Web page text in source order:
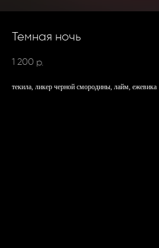
Темная ночь
1 200 р.
текила, ликер черной смородины, лайм, ежевика